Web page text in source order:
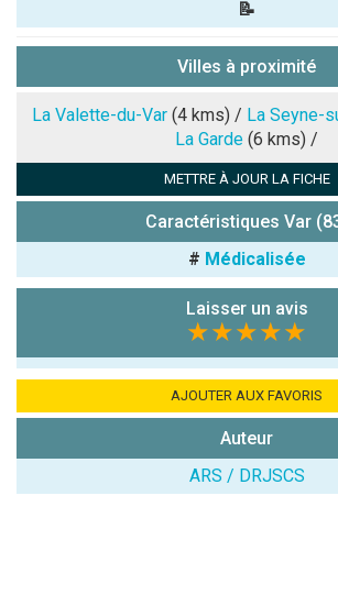
📝
Note que vous souhaitez attribuer :
Antispam -
chiffres) :
Avis sur
(En cliquant sur 'Valider',
Villes à proximité
La Valette-du-Var (4 kms) / La Seyne-
La Garde (6 kms) /
METTRE À JOUR LA FICHE
Caractéristiques Var
# Médicalisée
Laisser un avis
★★★★★
AJOUTER AUX FAVORIS
Auteur
ARS / DRJSCS